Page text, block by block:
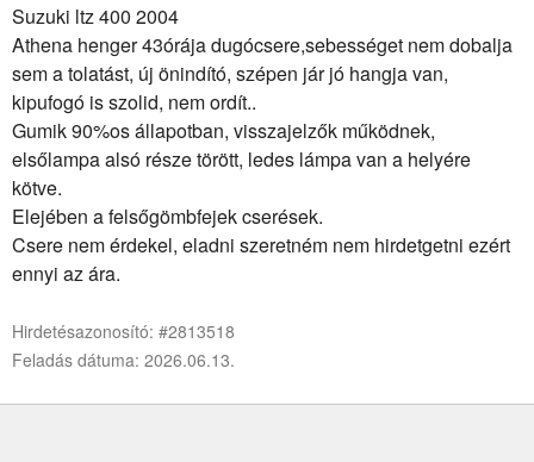
Suzuki ltz 400 2004
Athena henger 43órája dugócsere,sebességet nem dobalja
sem a tolatást, új önindító, szépen jár jó hangja van,
kipufogó is szolid, nem ordít..
Gumik 90%os állapotban, visszajelzők működnek,
elsőlampa alsó része törött, ledes lámpa van a helyére
kötve.
Elejében a felsőgömbfejek cserések.
Csere nem érdekel, eladni szeretném nem hirdetgetni ezért
ennyi az ára.
Hirdetésazonosító: #2813518
Feladás dátuma: 2026.06.13.